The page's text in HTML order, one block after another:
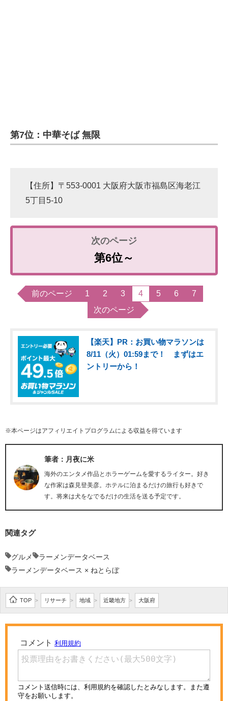
第7位：中華そば 無限
【住所】〒553-0001 大阪府大阪市福島区海老江
5丁目5-10
第6位～
前のページ 1 2 3 4 5 6
7
次のページ
【楽天】PR：お買い物マラソンは
8/11（火）01:59まで！ まずはエ
ントリーから！
※本ページはアフィリエイトプログラムによる収益を得ています
筆者：月夜に米
海外のエンタメ作品とホラーゲームを愛するライター。好き
な作家は森見登美彦。ホテルに泊まるだけの旅行も好きで
す。将来は犬をなでるだけの生活を送る予定です。
関連タグ
グルメ
ラーメンデータベース
ラーメンデータベース × ねとらぼ
TOP > リサーチ > 地域 > 近畿地方 > 大阪府